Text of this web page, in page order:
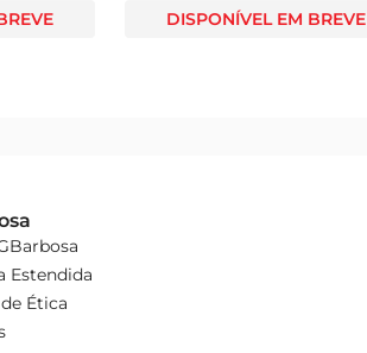
DISPONÍVEL EM BREVE
Estendida
Ética